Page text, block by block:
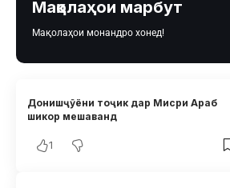
Мақолаҳои марбут
Мақолаҳои монандро хонед!
Донишҷӯёни тоҷик дар Мисри Араб
шикор мешаванд
1